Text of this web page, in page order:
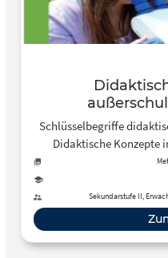
Schlüsselbegriffe
Didaktische Konzepte
Sekundarstufe II,